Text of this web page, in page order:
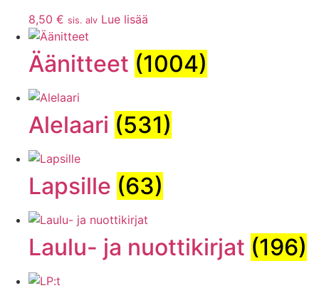
8,50 € sis. alv Lue lisää
Äänitteet (1004)
Alelaari (531)
Lapsille (63)
Laulu- ja nuottikirjat (196)